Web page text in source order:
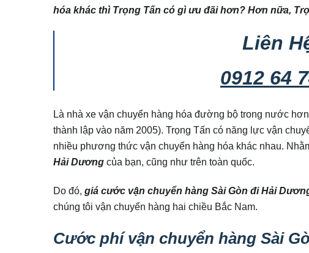
hóa khác thì Trọng Tấn có gì ưu đãi hơn? Hơn nữa,
Liên
0912 64
Là nhà xe vận chuyển hàng hóa đường bộ trong nước
thành lập vào năm 2005). Trọng Tấn có năng lực vận
nhiều phương thức vận chuyển hàng hóa khác nhau.
Hải Dương của bạn, cũng như trên toàn quốc.
Do đó, giá cước vận chuyển hàng Sài Gòn đi Hải
chúng tôi vận chuyển hàng hai chiều Bắc Nam.
Cước phí vận chuyển hàng Sài